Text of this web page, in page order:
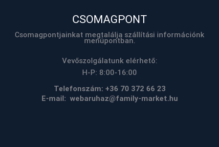
CSOMAGPONT
Csomagpontjainkat megtalálja szállítási információnk
menüpontban.
Vevőszolgálatunk elérhető:
H-P: 8:00-16:00
Telefonszám: +36 70 372 66 23
E-mail: webaruhaz@family-market.hu